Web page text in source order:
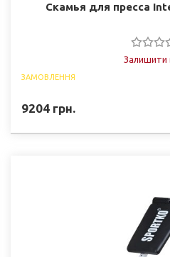
Скамья для пресса
Залишити
ЗАМОВЛЕННЯ
9204 грн.